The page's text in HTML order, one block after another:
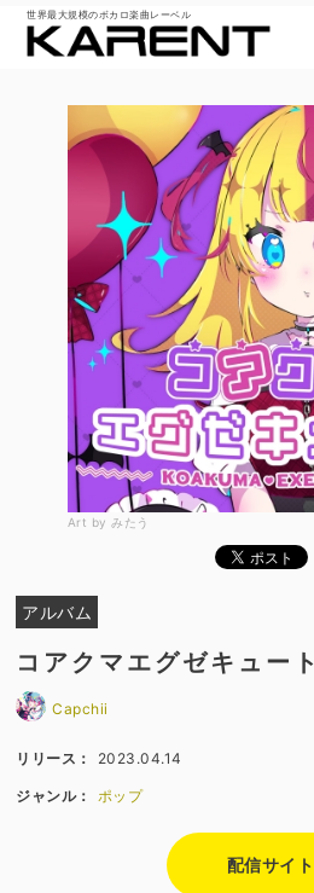
世界最大規模のボカロ楽曲レーベル
Art by みたう
アルバム
コアクマエグゼキュート
Capchii
リリース： 2023.04.14
ジャンル： ポップ
配信サイト